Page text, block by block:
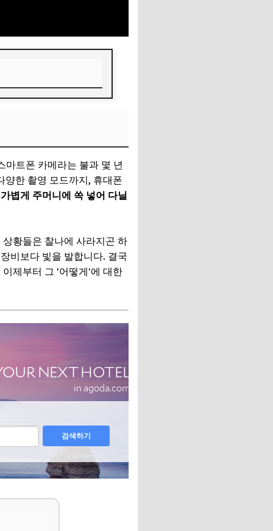
마트폰 카메라는 불과 몇 년
양한 촬영 모드까지, 휴대폰
가볍게 주머니에 쏙 넣어 다닐
황들은 찰나에 사라지곤 하
비보다 빛을 발합니다. 결국
이제부터 그 '어떻게'에 대한